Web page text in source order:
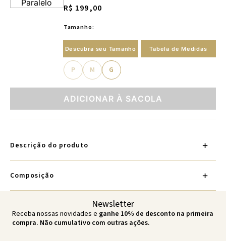
R$ 199,00
Tamanho:
Descubra seu Tamanho Tabela de Medidas
P M G
ADICIONAR À SACOLA
Descrição do produto
Composição
Newsletter
Receba nossas novidades e ganhe 10% de desconto na primeira
compra. Não cumulativo com outras ações.